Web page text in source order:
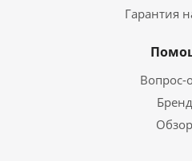
Гарантия
Вопрос-